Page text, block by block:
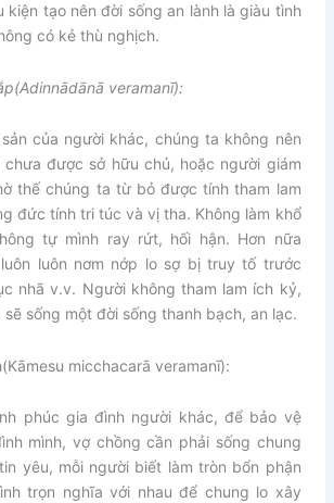
kiện tạo nên đời sống an lành là giàu tình
có kẻ thù nghịch.
(Adinnādānā veramanī):
của người khác, chúng ta không nên
được sở hữu chủ, hoặc người giám
thế chúng ta từ bỏ được tính tham lam
đức tính tri túc và vị tha. Không làm khổ
tự mình ray rứt, hối hận. Hơn nữa
luôn nơm nớp lo sợ bị truy tố trước
nhã v.v. Người không tham lam ích kỷ,
sống một đời sống thanh bạch, an lạc.
(Kāmesu micchacarā veramanī):
phúc gia đình người khác, để bảo vệ
mình, vợ chồng cần phải sống chung
yêu, mỗi người biết làm tròn bổn phận
trọn nghĩa với nhau để chung lo xây